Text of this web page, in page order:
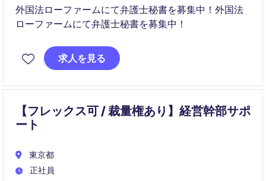
外国法ローファームにて弁護士秘書を募集中！外国法
ローファームにて弁護士秘書を募集中！
求人を見る
【フレックス可 / 裁量権あり】経営幹部サポ
ート
東京都
正社員